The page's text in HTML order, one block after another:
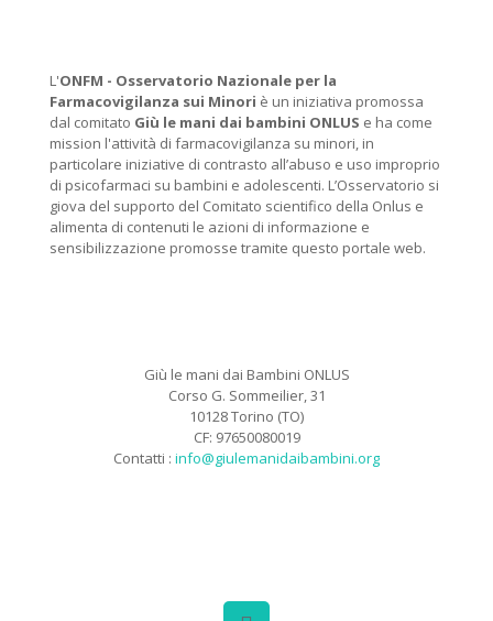
L'ONFM - Osservatorio Nazionale per la
Farmacovigilanza sui Minori è un iniziativa promossa
dal comitato Giù le mani dai bambini ONLUS e ha come
mission l'attività di farmacovigilanza su minori, in
particolare iniziative di contrasto all’abuso e uso improprio
di psicofarmaci su bambini e adolescenti. L’Osservatorio si
giova del supporto del Comitato scientifico della Onlus e
alimenta di contenuti le azioni di informazione e
sensibilizzazione promosse tramite questo portale web.
Giù le mani dai Bambini ONLUS
Corso G. Sommeilier, 31
10128 Torino (TO)
CF: 97650080019
Contatti : info@giulemanidaibambini.org